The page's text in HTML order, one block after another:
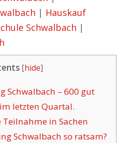
| Hauskauf
Schwalbach |
[hide]
Schwalbach – 600 gut
letzten Quartal.
in Sachen
Schwalbach so ratsam?